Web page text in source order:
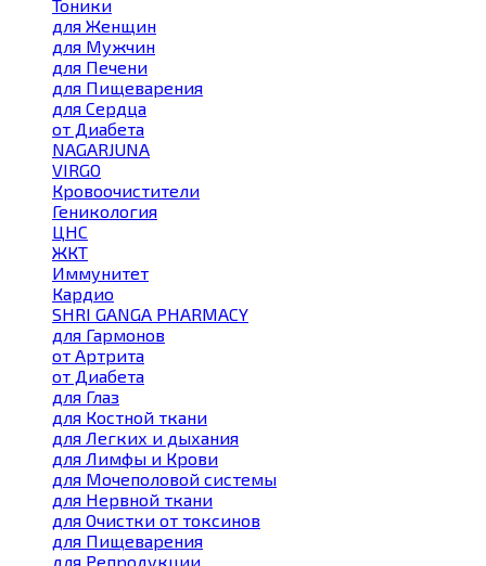
Тоники
для Женщин
для Мужчин
для Печени
для Пищеварения
для Сердца
от Диабета
NAGARJUNA
VIRGO
Кровоочистители
Геникология
ЦНС
ЖКТ
Иммунитет
Кардио
SHRI GANGA PHARMACY
для Гармонов
от Артрита
от Диабета
для Глаз
для Костной ткани
для Легких и дыхания
для Лимфы и Крови
для Мочеполовой системы
для Нервной ткани
для Очистки от токсинов
для Пищеварения
для Репродукции